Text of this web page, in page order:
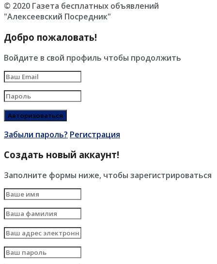
© 2020 Газета бесплатных объявлений
"Алексеевский Посредник"
Добро пожаловать!
Войдите в свой профиль чтобы продолжить
Забыли пароль? Регистрация
Создать новый аккаунт!
Заполните формы ниже, чтобы зарегистрироваться